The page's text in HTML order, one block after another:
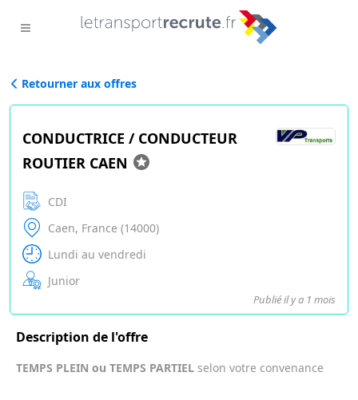
Retourner aux offres
CONDUCTRICE / CONDUCTEUR
ROUTIER CAEN
CDI
Caen, France (14000)
Lundi au vendredi
Junior
Publié il y a 1 mois
Description de l'offre
TEMPS PLEIN ou TEMPS PARTIEL selon votre convenance